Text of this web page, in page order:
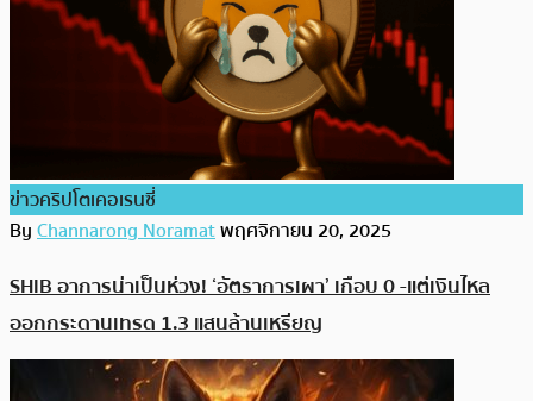
ข่าวคริปโตเคอเรนซี่
ByChannarong Noramatพฤศจิกายน 20, 2025
SHIB อาการน่าเป็นห่วง! ‘อัตราการเผา’ เกือบ 0 -แต่เงินไหล
ออกกระดานเทรด 1.3 แสนล้านเหรียญ